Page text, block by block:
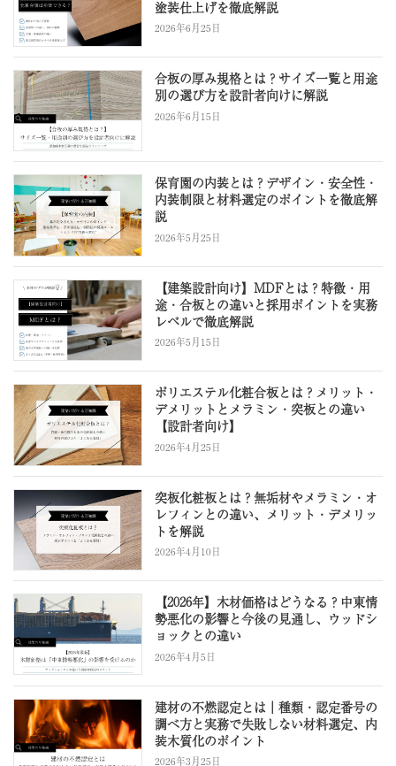
塗装仕上げを徹底解説
2026年6月25日
合板の厚み規格とは？サイズ一覧と用途
別の選び方を設計者向けに解説
2026年6月15日
保育園の内装とは？デザイン・安全性・
内装制限と材料選定のポイントを徹底解
説
2026年5月25日
【建築設計向け】MDFとは？特徴・用
途・合板との違いと採用ポイントを実務
レベルで徹底解説
2026年5月15日
ポリエステル化粧合板とは？メリット・
デメリットとメラミン・突板との違い
【設計者向け】
2026年4月25日
突板化粧板とは？無垢材やメラミン・オ
レフィンとの違い、メリット・デメリッ
トを解説
2026年4月10日
【2026年】木材価格はどうなる？中東情
勢悪化の影響と今後の見通し、ウッドシ
ョックとの違い
2026年4月5日
建材の不燃認定とは｜種類・認定番号の
調べ方と実務で失敗しない材料選定、内
装木質化のポイント
2026年3月25日